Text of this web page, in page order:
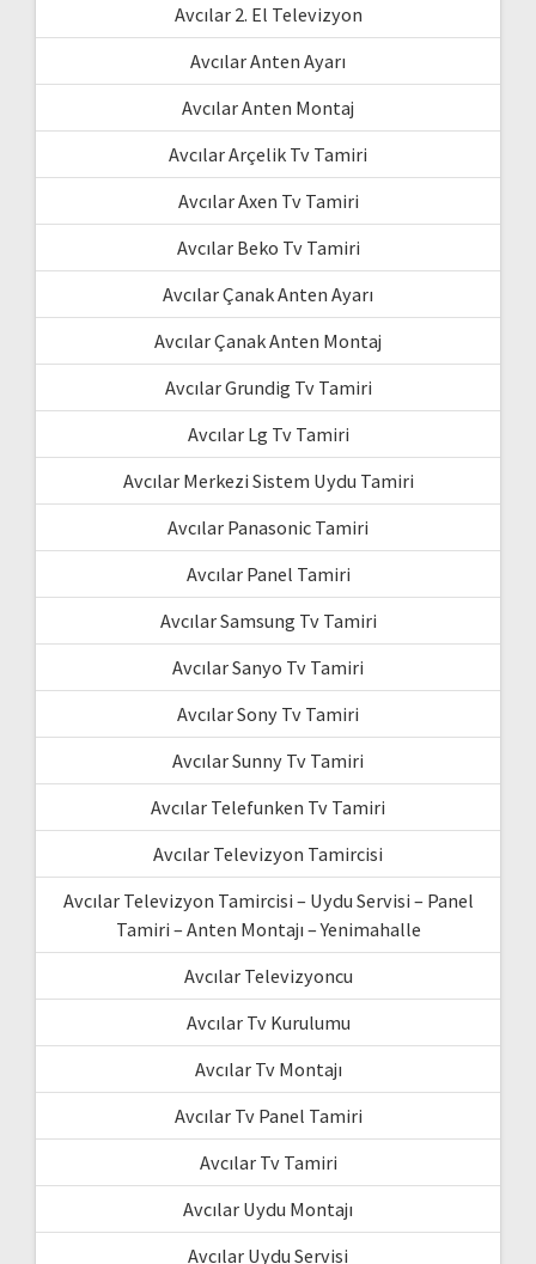
Avcılar 2. El Televizyon
Avcılar Anten Ayarı
Avcılar Anten Montaj
Avcılar Arçelik Tv Tamiri
Avcılar Axen Tv Tamiri
Avcılar Beko Tv Tamiri
Avcılar Çanak Anten Ayarı
Avcılar Çanak Anten Montaj
Avcılar Grundig Tv Tamiri
Avcılar Lg Tv Tamiri
Avcılar Merkezi Sistem Uydu Tamiri
Avcılar Panasonic Tamiri
Avcılar Panel Tamiri
Avcılar Samsung Tv Tamiri
Avcılar Sanyo Tv Tamiri
Avcılar Sony Tv Tamiri
Avcılar Sunny Tv Tamiri
Avcılar Telefunken Tv Tamiri
Avcılar Televizyon Tamircisi
Avcılar Televizyon Tamircisi – Uydu Servisi – Panel
Tamiri – Anten Montajı – Yenimahalle
Avcılar Televizyoncu
Avcılar Tv Kurulumu
Avcılar Tv Montajı
Avcılar Tv Panel Tamiri
Avcılar Tv Tamiri
Avcılar Uydu Montajı
Avcılar Uydu Servisi